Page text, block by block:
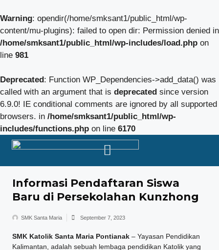
Warning: opendir(/home/smksant1/public_html/wp-
content/mu-plugins): failed to open dir: Permission denied in
/home/smksant1/public_html/wp-includes/load.php on
line 981
Deprecated: Function WP_Dependencies->add_data() was
called with an argument that is deprecated since version
6.9.0! IE conditional comments are ignored by all supported
browsers. in /home/smksant1/public_html/wp-
includes/functions.php on line 6170
Informasi Pendaftaran Siswa
Baru di Persekolahan Kunzhong
SMK Santa Maria September 7, 2023
SMK Katolik Santa Maria Pontianak – Yayasan Pendidikan
Kalimantan, adalah sebuah lembaga pendidikan Katolik yang